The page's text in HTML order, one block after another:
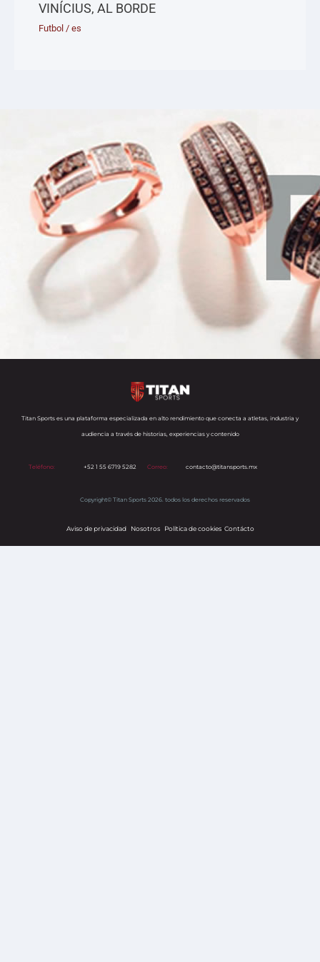
VINÍCIUS, AL BORDE
Futbol /es
Titan Sports es una plataforma especializada en alto rendimiento que conecta a atletas, industria y
audiencia a través de historias, experiencias y contenido
Teléfono: +52 1 55 6719 5282 Correo: contacto@titansports.mx
Copyright© Titan Sports 2026. todos los derechos reservados
Aviso de privacidad Nosotros Política de cookiess Contácto